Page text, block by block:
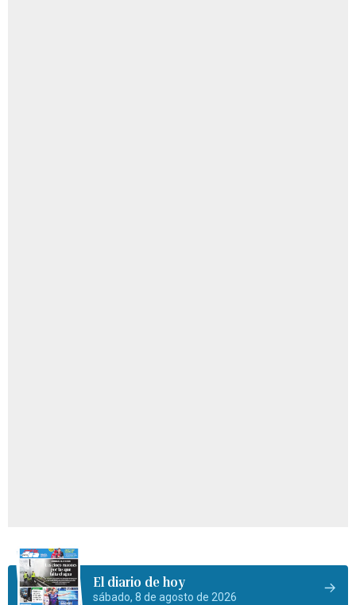
El diario de hoy
sábado, 8 de agosto de 2026